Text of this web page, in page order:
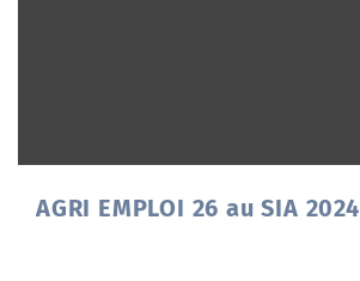
AGRI EMPLOI 26 au SIA 2024